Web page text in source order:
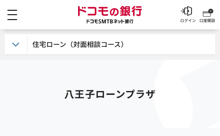
ドコモの銀行 ドコモ
口座開設
ログイン
八王子ローンプラザ
住宅ローン（対面相談コース）